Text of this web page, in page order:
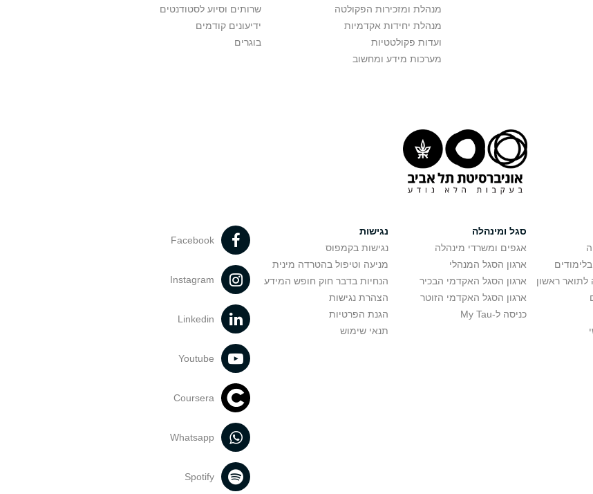
מנהלת ומזכירות הפקולטה
מנהלת יחידות אקדמיות
ועדות פקולטטיות
מערכות מידע ומחשוב
שרותים וסיוע לסטודנטים
ידיעונים קודמים
בוגרים
לתואר ראשון
סגל ומינהלה
אגפים ומשרדי מינהלה
ארגון הסגל המנהלי
ארגון הסגל האקדמי הבכיר
ארגון הסגל האקדמי הזוטר
כניסה ל-My Tau
נגישות
נגישות בקמפוס
מניעה וטיפול בהטרדה מינית
הנחיות בדבר חוק חופש המידע
הצהרת נגישות
הגנת הפרטיות
תנאי שימוש
Facebook
Instagram
Linkedin
Youtube
Coursera
Whatsapp
Spotify